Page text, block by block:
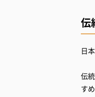
伝
日
伝
す